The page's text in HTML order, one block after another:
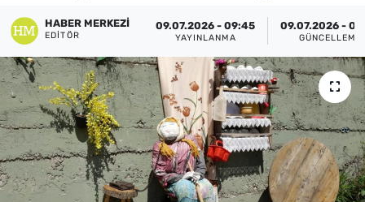
HABER MERKEZI
EDITÖR
09.07.2026 - 09:45
YAYINLANMA
09.07.2026 -
GÜNCELLEME